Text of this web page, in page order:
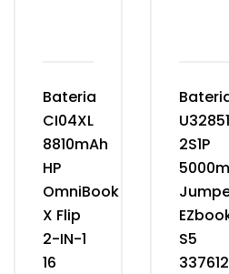
Bateria
CI04XL
8810mAh
HP
OmniBook
X Flip
2-IN-1
16
2S1P
S5